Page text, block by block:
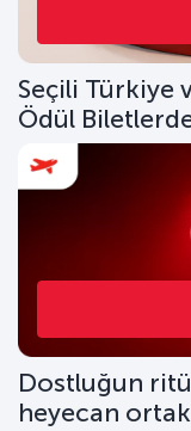
Seçili Türkiye
Ödül
Dostluğun
heyecan